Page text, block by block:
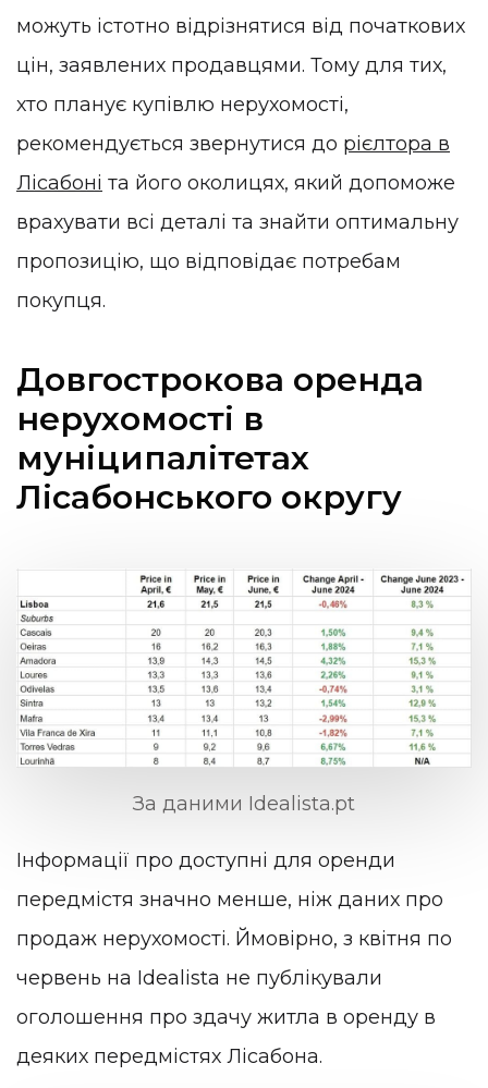
можуть істотно відрізнятися від початкових
цін, заявлених продавцями. Тому для тих,
хто планує купівлю нерухомості,
рекомендується звернутися до рієлтора в
Лісабоні та його околицях, який допоможе
врахувати всі деталі та знайти оптимальну
пропозицію, що відповідає потребам
покупця.
Довгострокова оренда
нерухомості в
муніципалітетах
Лісабонського округу
За даними Idealista.pt
Інформації про доступні для оренди
передмістя значно менше, ніж даних про
продаж нерухомості. Ймовірно, з квітня по
червень на Idealista не публікували
оголошення про здачу житла в оренду в
деяких передмістях Лісабона.